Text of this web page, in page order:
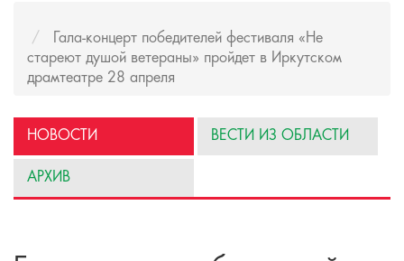
Гала-концерт победителей фестиваля «Не
стареют душой ветераны» пройдет в Иркутском
драмтеатре 28 апреля
НОВОСТИ ВЕСТИ ИЗ ОБЛАСТИ
АРХИВ